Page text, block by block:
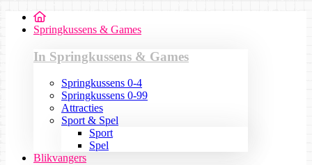
Springkussens & Games
In Springkussens & Games
Springkussens 0-4
Springkussens 0-99
Attracties
Sport & Spel
Sport
Spel
Blikvangers